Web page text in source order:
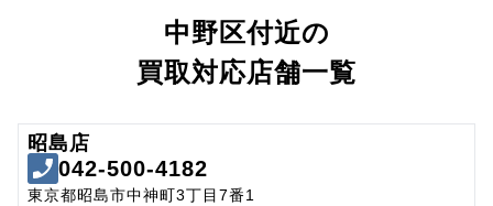
中野区付近の
買取対応店舗一覧
昭島店
042-500-4182
東京都昭島市中神町3丁目7番1